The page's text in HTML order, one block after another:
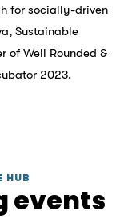
for socially-driven
Sustainable
of Well Rounded &
2023.
HUB
events